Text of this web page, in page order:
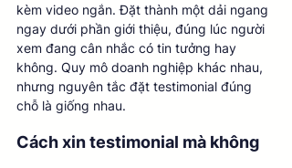
kèm video ngắn. Đặt thành một dải ngang
ngay dưới phần giới thiệu, đúng lúc người
xem đang cân nhắc có tin tưởng hay
không. Quy mô doanh nghiệp khác nhau,
nhưng nguyên tắc đặt testimonial đúng
chỗ là giống nhau.
Cách xin testimonial mà không